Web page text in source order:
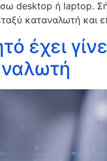
desktop ή laptop.
καταναλωτή και
έχει